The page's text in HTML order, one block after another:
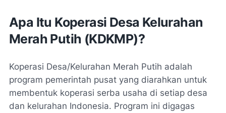
Apa Itu Koperasi Desa Kelurahan
Merah Putih (KDKMP)?
Koperasi Desa/Kelurahan Merah Putih adalah
program pemerintah pusat yang diarahkan untuk
membentuk koperasi serba usaha di setiap desa
dan kelurahan Indonesia. Program ini digagas